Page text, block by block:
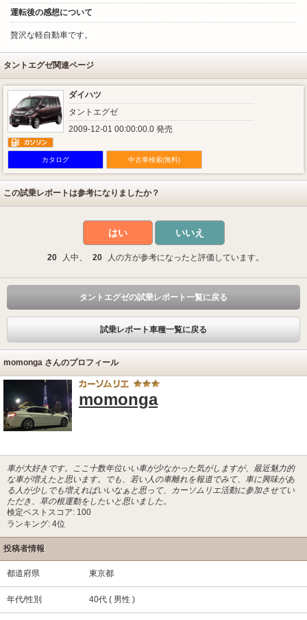
運転後の感想について
贅沢な軽自動車です。
タントエグゼ関連ページ
ダイハツ
タントエグゼ
2009-12-01 00:00:00.0 発売
カタログ 中古車検索(無料)
この試乗レポートは参考になりましたか？
はい いいえ
20 人中、 20 人の方が参考になったと評価しています。
タントエグゼの試乗レポート一覧に戻る
試乗レポート車種一覧に戻る
momonga さんのプロフィール
momonga
車が大好きです。ここ十数年位いい車が少なかった気がしますが、最近魅力的
な車が増えたと思います。でも、若い人の車離れを報道でみて、車に興味があ
る人が少しでも増えればいいなぁと思って、カーソムリエ活動に参加させてい
ただき、草の根運動をしたいと思いました。
検定ベストスコア: 100
ランキング: 4位
投稿者情報
都道府県 東京都
年代/性別 40代 ( 男性 )